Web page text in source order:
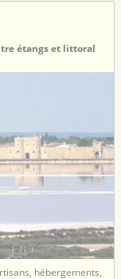
étangs et littoral
hébergements,